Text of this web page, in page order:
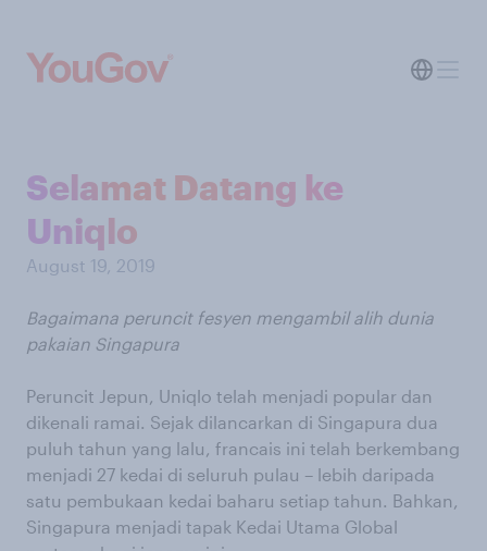
Selamat Datang ke
Uniqlo
August 19, 2019
Bagaimana peruncit fesyen mengambil alih dunia
pakaian Singapura
Peruncit Jepun, Uniqlo telah menjadi popular dan
dikenali ramai. Sejak dilancarkan di Singapura dua
puluh tahun yang lalu, francais ini telah berkembang
menjadi 27 kedai di seluruh pulau – lebih daripada
satu pembukaan kedai baharu setiap tahun. Bahkan,
Singapura menjadi tapak Kedai Utama Global